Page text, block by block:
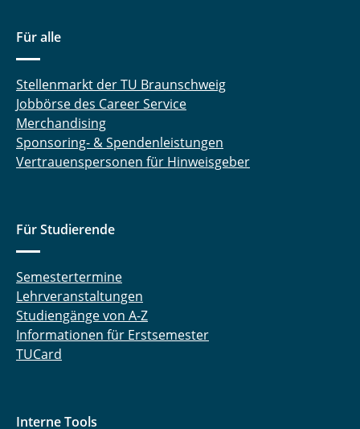
Für alle
Stellenmarkt der TU Braunschweig
Jobbörse des Career Service
Merchandising
Sponsoring- & Spendenleistungen
Vertrauenspersonen für Hinweisgeber
Für Studierende
Semestertermine
Lehrveranstaltungen
Studiengänge von A-Z
Informationen für Erstsemester
TUCard
Interne Tools